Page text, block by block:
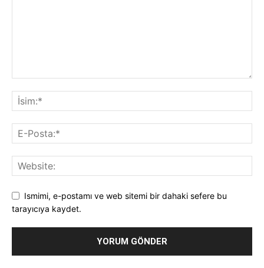
Ismimi, e-postamı ve web sitemi bir dahaki sefere bu
tarayıcıya kaydet.